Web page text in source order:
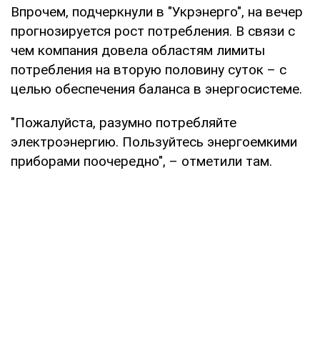
Впрочем, подчеркнули в "Укрэнерго", на вечер
прогнозируется рост потребления. В связи с
чем компания довела областям лимиты
потребления на вторую половину суток – с
целью обеспечения баланса в энергосистеме.
"Пожалуйста, разумно потребляйте
электроэнергию. Пользуйтесь энергоемкими
приборами поочередно", – отметили там.